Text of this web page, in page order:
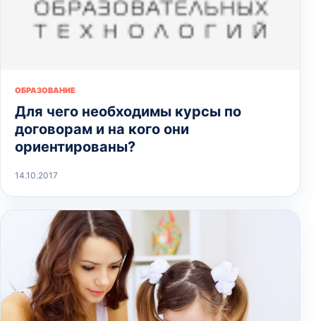
ОБРАЗОВАНИЕ
Для чего необходимы курсы по
договорам и на кого они
ориентированы?
14.10.2017